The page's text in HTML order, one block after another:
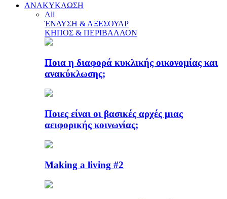
ΑΝΑΚΥΚΛΩΣΗ
All
ΈΝΔΥΣΗ & ΑΞΕΣΟΥΑΡ
ΚΗΠΟΣ & ΠΕΡΙΒΑΛΛΟΝ
Ποια η διαφορά κυκλικής οικονομίας και
ανακύκλωσης;
Ποιες είναι οι βασικές αρχές μιας
αειφορικής κοινωνίας;
Making a living #2